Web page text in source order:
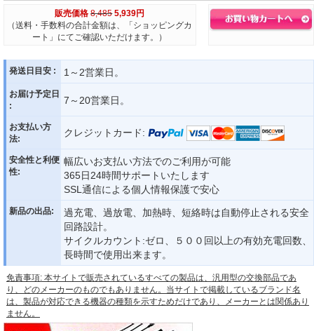
販売価格 8,485 5,939円
（送料・手数料の合計金額は、「ショッピングカ
ート」にてご確認いただけます。）
発送日目安 : 1～2営業日。
お届け予定日
:
7～20営業日。
お支払い方
法:
クレジットカード:
安全性と利便
性:
幅広いお支払い方法でのご利用が可能
365日24時間サポートいたします
SSL通信による個人情報保護で安心
新品の出品:
過充電、過放電、加熱時、短絡時は自動停止される安全
回路設計。
サイクルカウント:ゼロ、５００回以上の有効充電回数、
長時間で使用出来ます。
免責事項: 本サイトで販売されているすべての製品は、汎用型の交換部品であ
り、どのメーカーのものでもありません。当サイトで掲載しているブランド名
は、製品が対応できる機器の種類を示すためだけであり、メーカーとは関係あり
ません。